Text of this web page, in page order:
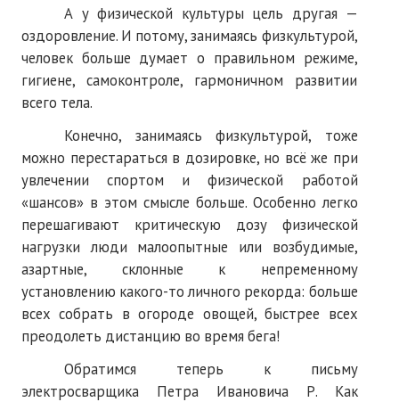
А у физической культуры цель другая —
оздоровление. И потому, занимаясь физкультурой,
человек больше думает о правильном режиме,
гигиене, самоконтроле, гармоничном развитии
всего тела.
Конечно, занимаясь физкультурой, тоже
можно перестараться в дозировке, но всё же при
увлечении спортом и физической работой
«шансов» в этом смысле больше. Особенно легко
перешагивают критическую дозу физической
нагрузки люди малоопытные или возбудимые,
азартные, склонные к непременному
установлению какого-то личного рекорда: больше
всех собрать в огороде овощей, быстрее всех
преодолеть дистанцию во время бега!
Обратимся теперь к письму
электросварщика Петра Ивановича Р. Как